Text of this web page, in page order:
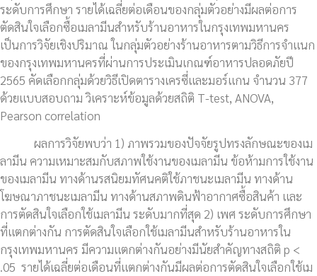
ระดับการศึกษา รายได้เฉลี่ยต่อเดือนของกลุ่มตัวอย่างมีผลต่อการ
ตัดสินใจเลือกซื้อเมลามีนสำหรับร้านอาหารในกรุงเทพมหานคร
เป็นการวิจัยเชิงปริมาณ ในกลุ่มตัวอย่างร้านอาหารตามวิธีการจำแนก
ของกรุงเทพมหานครที่ผ่านการประเมินเกณฑ์อาหารปลอดภัยปี
2565 คัดเลือกกลุ่มด้วยวิธีเปิดตารางเครซี่และมอร์แกน จำนวน 377
ด้วยแบบสอบถาม วิเคราะห์ข้อมูลด้วยสถิติ T-test, ANOVA,
Pearson correlation
ผลการวิจัยพบว่า 1) ภาพรวมของปัจจัยรูปทรงลักษณะของเม
ลามีน ความเหมาะสมกับสภาพใช้งานของเมลามีน ข้อห้ามการใช้งาน
ของเมลามีน ทางด้านรสนิยมทัศนคติใช้ภาชนะเมลามีน ทางด้าน
โฆษณาภาชนะเมลามีน ทางด้านสภาพดินฟ้าอากาศซื้อสินค้า และ
การตัดสินใจเลือกใช้เมลามีน ระดับมากที่สุด 2) เพศ ระดับการศึกษา
ที่แตกต่างกัน การตัดสินใจเลือกใช้เมลามีนสำหรับร้านอาหารใน
กรุงเทพมหานคร มีความแตกต่างกันอย่างมีนัยสำคัญทางสถิติ p <
.05 รายได้เฉลี่ยต่อเดือนที่แตกต่างกันมีผลต่อการตัดสินใจเลือกใช้เม